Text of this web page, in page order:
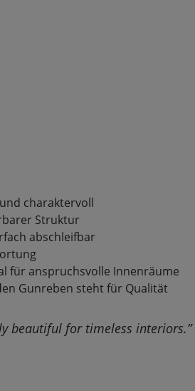
charaktervoll
Struktur
abschleifbar
für anspruchsvolle Innenräume
Gunreben steht für Qualität
beautiful for timeless interiors.”